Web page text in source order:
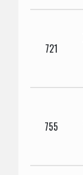
721
755